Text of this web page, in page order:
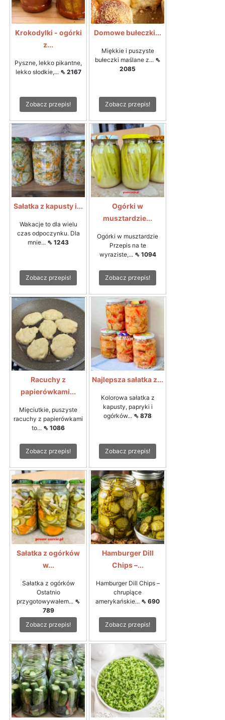
Krokodylki - ogórki
z...
Pyszne, lekko pikantne,
lekko słodkie,... ⇖ 2167
Zobacz przepis!
Domowe bułeczki...
Miękkie i puszyste
bułeczki maślane z... ⇖
2085
Zobacz przepis!
Sałatka z kapusty i...
Wakacje to dla wielu
czas odpoczynku. Dla
mnie... ⇖ 1243
Zobacz przepis!
Ogórki w
musztardzie...
Ogórki w musztardzie
Przepis na te
wyraziste,... ⇖ 1094
Zobacz przepis!
Racuchy z
papierówkami...
Mięciutkie, puszyste
racuchy z papierówkami
to... ⇖ 1086
Zobacz przepis!
Najlepsza sałatka z...
Kolorowa sałatka z
kapusty, papryki i
ogórków... ⇖ 878
Zobacz przepis!
Sałatka z ogórków
w...
Sałatka z ogórków
Ostatnio
przygotowywałem... ⇖
789
Zobacz przepis!
Hamburger Dill
Chips –...
Hamburger Dill Chips –
chrupiące
amerykańskie... ⇖ 690
Zobacz przepis!